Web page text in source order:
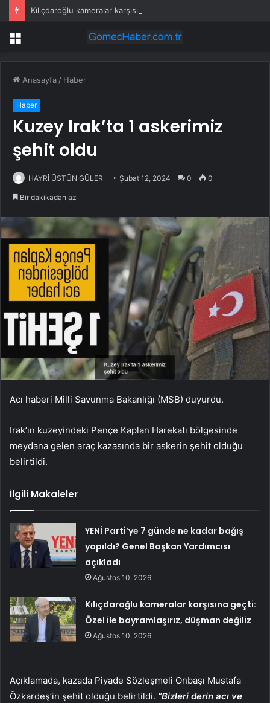
Menü
Anasayfa / Haber
Haber
Kuzey Irak’ta 1 askerimiz
şehit oldu
HAYRİ ÜSTÜN GÜLER Şubat 12, 2024 0 0
Bir dakikadan az
Acı haberi Milli Savunma Bakanlığı (MSB) duyurdu.
Irak’ın kuzeyindeki Pençe Kaplan Harekatı bölgesinde
meydana gelen araç kazasında bir askerin şehit olduğu
belirtildi.
İlgili Makaleler
YENİ Parti’ye 7 günde ne kadar bağış
yapıldı? Genel Başkan Yardımcısı
açıkladı
Ağustos 10, 2026
Kılıçdaroğlu kameralar karşısına geçti:
Özel ile bayramlaşırız, düşman değiliz
Ağustos 10, 2026
Açıklamada, kazada Piyade Sözleşmeli Onbaşı Mustafa
Özkardeş’in şehit olduğu belirtildi. “Bizleri derin acı ve